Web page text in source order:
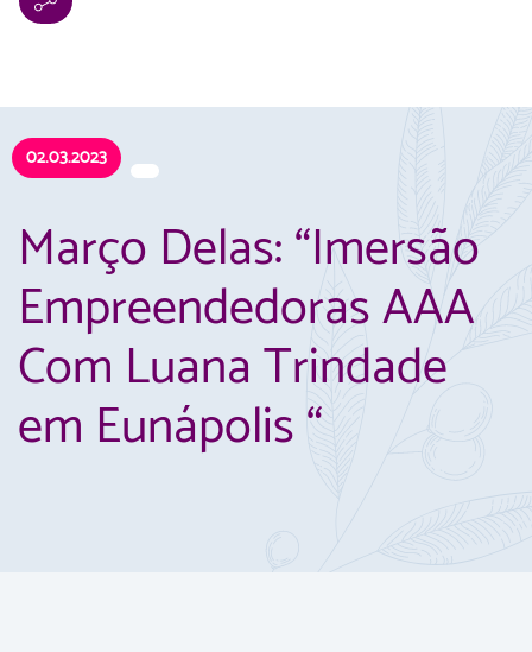
02.03.2023
Março Delas: “Imersão
Empreendedoras AAA
Com Luana Trindade
em Eunápolis “